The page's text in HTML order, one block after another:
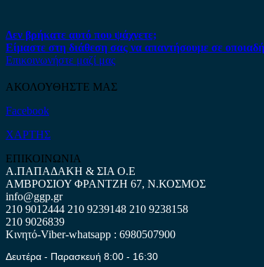
Δεν βρήκατε αυτό που ψάχνετε;
Είμαστε στη διάθεση σας να απαντήσουμε σε
Επικοινωνήστε μαζί μας
ΑΚΟΛΟΥΘΗΣΤΕ ΜΑΣ
Facebook
ΧΑΡΤΗΣ
ΕΠΙΚΟΙΝΩΝΙΑ
Α.ΠΑΠΑΔΑΚΗ & ΣΙΑ Ο.Ε
ΑΜΒΡΟΣΙΟΥ ΦΡΑΝΤΖΗ 67, Ν.ΚΟΣΜΟΣ
info@ggp.gr
210 9012444 210 9239148 210 9238158
210 9026839
Κινητό-Viber-whatsapp : 6980507900
Δευτέρα - Παρασκευή 8:00 - 16:30